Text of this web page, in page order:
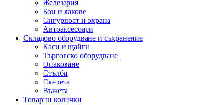
Железария
Бои и лакове
Сигурност и охрана
Автоаксесоари
Складово оборудване и съхранение
Каси и щайги
Търговско оборудване
Опаковане
Стълби
Скелета
Въжета
Товарни колички